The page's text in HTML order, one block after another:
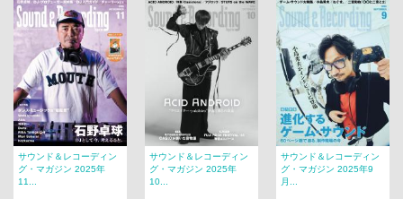
サウンド＆レコーディン
グ・マガジン 2025年
11...
サウンド＆レコーディン
グ・マガジン 2025年
10...
サウンド＆レコーディン
グ・マガジン 2025年9
月...